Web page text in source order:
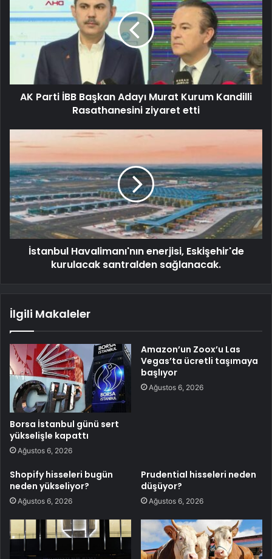
AK Parti İBB Başkan Adayı Murat Kurum Kandilli
Rasathanesini ziyaret etti
İstanbul Havalimanı'nın enerjisi, Eskişehir'de
kurulacak santralden sağlanacak.
İlgili Makaleler
Borsa İstanbul günü sert
yükselişle kapattı
Ağustos 6, 2026
Amazon’un Zoox’u Las
Vegas’ta ücretli taşımaya
başlıyor
Ağustos 6, 2026
Shopify hisseleri bugün
neden yükseliyor?
Ağustos 6, 2026
Prudential hisseleri neden
düşüyor?
Ağustos 6, 2026